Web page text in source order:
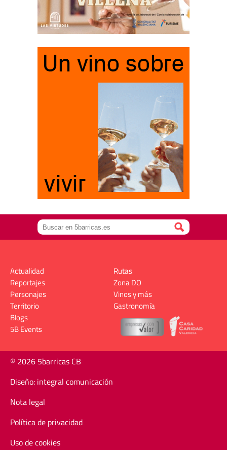
Actualidad
Reportajes
Personajes
Territorio
Rutas
Zona DO
Vinos y más
Gastronomía
Blogs
5B Events
© 2026 5barricas CB
Diseño: integral comunicación
Nota legal
Política de privacidad
Uso de cookies